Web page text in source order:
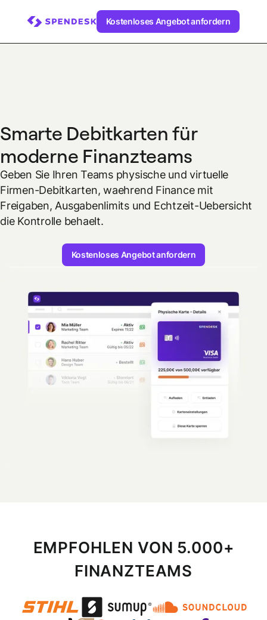
Kostenloses Angebot anfordern
Smarte Debitkarten für
moderne Finanzteams
Geben Sie Ihren Teams physische und virtuelle
Firmen-Debitkarten, waehrend Finance mit
Freigaben, Ausgabenlimits und Echtzeit-Uebersicht
die Kontrolle behaelt.
Kostenloses Angebot anfordern
EMPFOHLEN VON 5.000+
FINANZTEAMS